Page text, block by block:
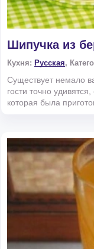
Шипучка из
Кухня: Русская,
Существует немало
гости точно
которая была